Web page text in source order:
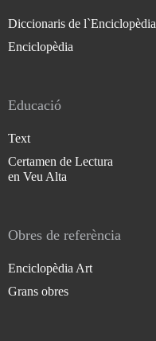
Diccionaris de l`Enciclopèdia
Enciclopèdia
Educació
Text
Certamen de Lectura
en Veu Alta
Obres de referència
Enciclopèdia Art
Grans obres